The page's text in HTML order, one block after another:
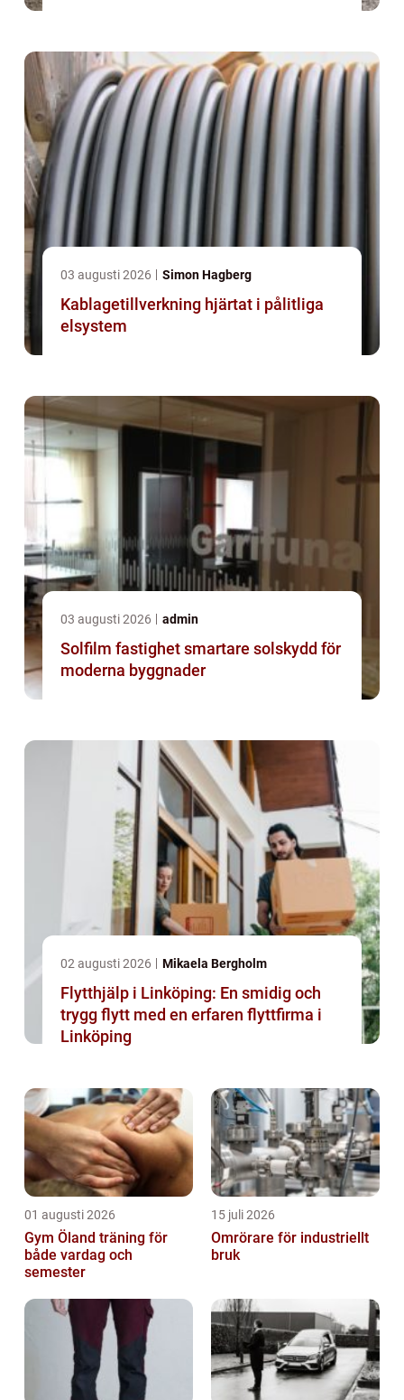
03 augusti 2026 Simon Hagberg
Kablagetillverkning hjärtat i pålitliga
elsystem
03 augusti 2026 admin
Solfilm fastighet smartare solskydd för
moderna byggnader
02 augusti 2026 Mikaela Bergholm
Flytthjälp i Linköping: En smidig och
trygg flytt med en erfaren flyttfirma i
Linköping
01 augusti 2026
Gym Öland träning för
både vardag och
semester
15 juli 2026
Omrörare för industriellt
bruk